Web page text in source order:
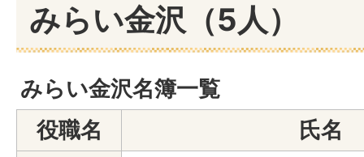
みらい金沢（5人）
みらい金沢名簿一覧
役職名
氏名